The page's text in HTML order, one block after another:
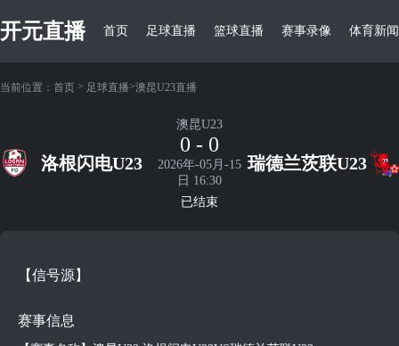
开元直播 首页 足球直播 篮球直播 赛事录像 体育新闻
当前位置： 首页 > 足球直播>澳昆U23直播
洛根闪电U23
澳昆U23
0 - 0
2026年-05月-15
日 16:30
已结束
瑞德兰茨联U23
【信号源】
赛事信息